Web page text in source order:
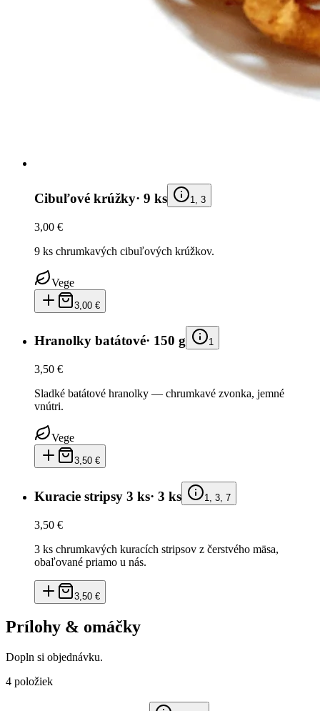
Cibuľové krúžky· 9 ks 1, 3
3,00 €
9 ks chrumkavých cibuľových krúžkov.
Vege
3,00 €
Hranolky batátové· 150 g 1
3,50 €
Sladké batátové hranolky — chrumkavé zvonka, jemné
vnútri.
Vege
3,50 €
Kuracie stripsy 3 ks· 3 ks 1, 3, 7
3,50 €
3 ks chrumkavých kuracích stripsov z čerstvého mäsa,
obaľované priamo u nás.
3,50 €
Prílohy & omáčky
Dopln si objednávku.
4 položiek